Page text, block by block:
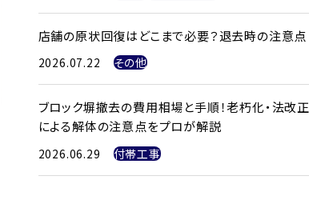
店舗の原状回復はどこまで必要？退去時の注意点
2026.07.22 その他
ブロック塀撤去の費用相場と手順！老朽化・法改正
による解体の注意点をプロが解説
2026.06.29 付帯工事